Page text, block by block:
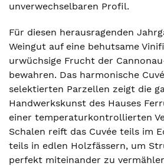
unverwechselbaren Profil.
Für diesen herausragenden
Weingut auf eine behutsame
urwüchsige Frucht der
bewahren. Das harmonische
selektierten Parzellen zeigt die
Handwerkskunst des Hauses
einer temperaturkontrollierten
Schalen reift das Cuvée teils im
teils in edlen Holzfässern, um
perfekt miteinander zu